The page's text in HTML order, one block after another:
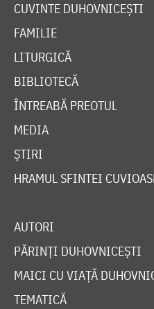
CUVINTE DUHOVNICEȘTI
FAMILIE
LITURGICĂ
BIBLIOTECĂ
ÎNTREABĂ PREOTUL
MEDIA
ȘTIRI
HRAMUL SFINTEI
AUTORI
PĂRINȚI DUHOVNICEȘTI
MAICI CU VIAȚĂ
TEMATICĂ